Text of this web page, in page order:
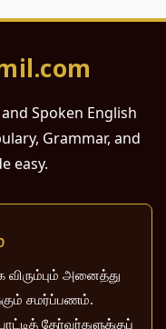
Spoken English
Grammar, and
easy.
அனைத்து
சமர்ப்பணம்.
தேர்வர்களுக்குப்